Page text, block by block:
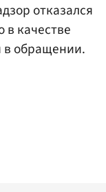
отказался
в качестве
в обращении.